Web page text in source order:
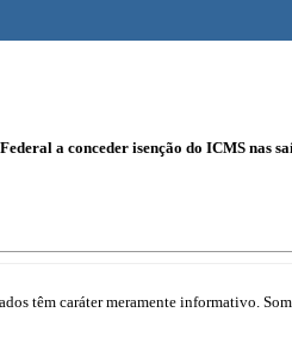
a conceder isenção do ICMS nas
têm caráter meramente informativo.